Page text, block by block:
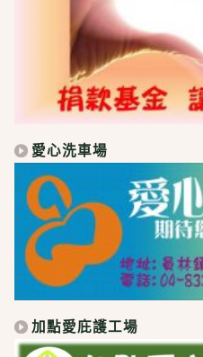
愛心洗車場
加點愛庇護工場